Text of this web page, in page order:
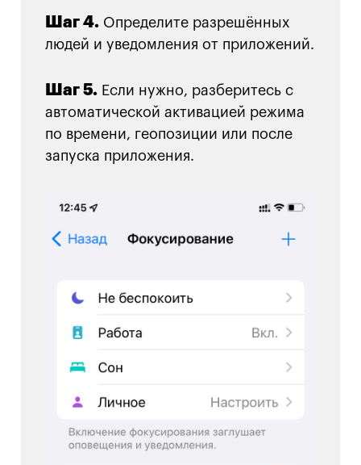
Шаг 4. Определите разрешённых
людей и уведомления от приложений.
Шаг 5. Если нужно, разберитесь с
автоматической активацией режима
по времени, геопозиции или после
запуска приложения.